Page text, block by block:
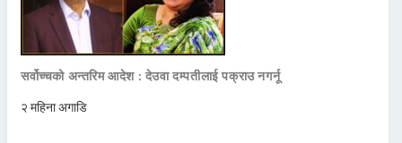
सर्वोच्चको अन्तरिम आदेश : देउवा दम्पतीलाई पक्राउ नगर्नू
२ महिना अगाडि